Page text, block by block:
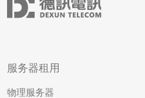
服务器租用
物理服务器